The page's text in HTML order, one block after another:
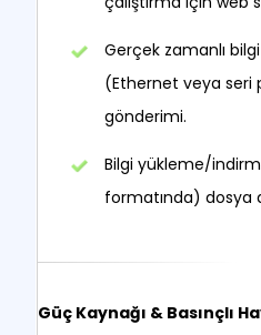
Gerçek zamanlı
(Ethernet veya seri
gönderimi.
Bilgi yükleme/
formatında) dosya
Güç Kaynağı & Basınçlı